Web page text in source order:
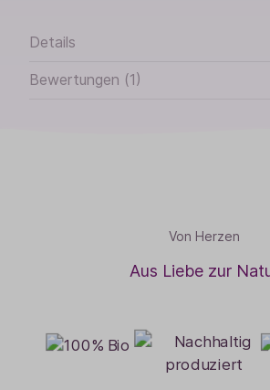
Details
Bewertungen (1)
Von Herzen
Aus Liebe zur